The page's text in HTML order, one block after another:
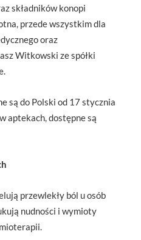
składników konopi
przede wszystkim dla
oraz
Witkowski ze spółki
są do Polski od 17 stycznia
aptekach, dostępne są
przewlekły ból u osób
nudności i wymioty